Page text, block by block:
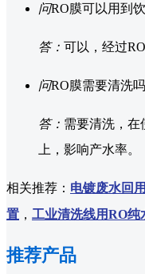
问RO膜可以用到
答： 可以，经过
问RO膜需要清洗
答： 需要清洗，在
上，影响产水率。
相关推荐： 电镀废水回用
置 ， 工业清洗线用RO纯
推荐产品